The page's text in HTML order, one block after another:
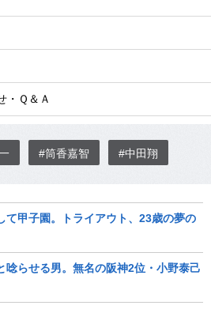
・Ｑ＆Ａ
#筒香嘉智 #中田翔
て甲子園。トライアウト、23歳の夢の
唸らせる男。無名の阪神2位・小野泰己